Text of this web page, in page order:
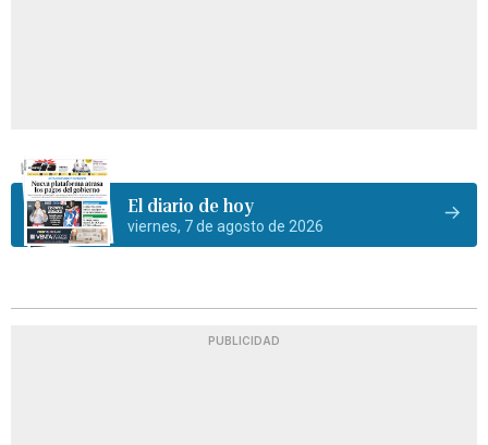
El diario de hoy
viernes, 7 de agosto de 2026
PUBLICIDAD